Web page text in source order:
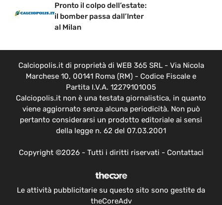
Pronto il colpo dell’estate:
il bomber passa dall’Inter
al Milan
Calciopolis.it di proprietà di WEB 365 SRL - Via Nicola
Marchese 10, 00141 Roma (RM) - Codice Fiscale e
Partita I.V.A. 12279101005
Calciopolis.it non è una testata giornalistica, in quanto
viene aggiornato senza alcuna periodicità. Non può
pertanto considerarsi un prodotto editoriale ai sensi
della legge n. 62 del 07.03.2001
Copyright ©2026 - Tutti i diritti riservati - Contattaci
Le attività pubblicitarie su questo sito sono gestite da
theCoreAdv